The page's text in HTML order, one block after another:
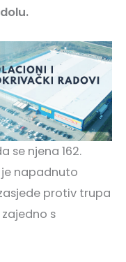
se njena 162.
napadnuto
protiv trupa
s